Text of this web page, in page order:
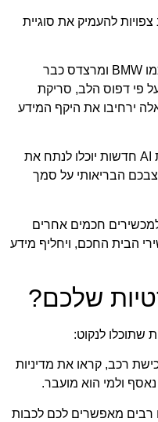
להעמיק את סוגיית
יצרניות כמו BMW ומרצדס כבר
פי דפוס הלב, סריקת
אלה ירחיבו את היקף המידע
מערכות AI חדשות יוכלו לנתח את
הבריאותי על סמך
חכמים אחרים
הבית החכם, ויחליף מידע
שלכם?
שתוכלו לנקוט:
רכב, קראו את מדיניות
נאסף ולמי הוא מועבר.
רבים מאפשרים לכם לכבות